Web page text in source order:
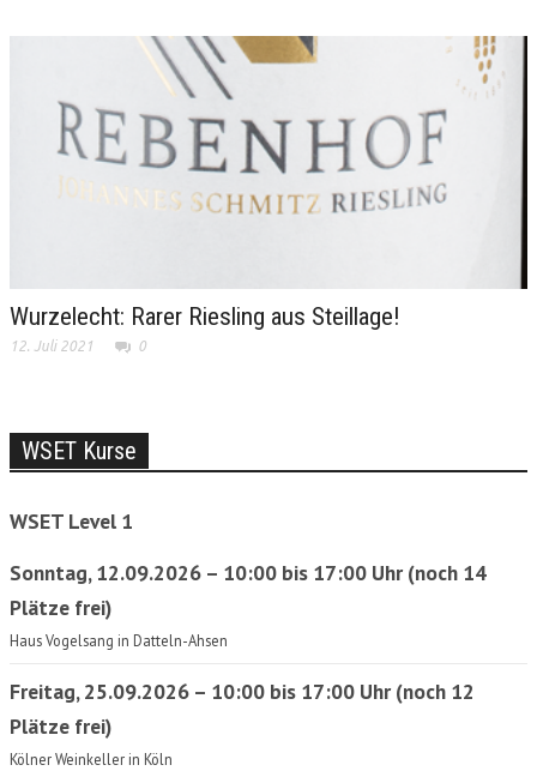
Wurzelecht: Rarer Riesling aus Steillage!
12. Juli 2021 0
WSET Kurse
WSET Level 1
Sonntag, 12.09.2026 – 10:00 bis 17:00 Uhr (noch 14
Plätze frei)
Haus Vogelsang in Datteln-Ahsen
Freitag, 25.09.2026 – 10:00 bis 17:00 Uhr (noch 12
Plätze frei)
Kölner Weinkeller in Köln